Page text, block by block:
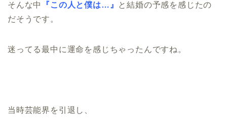
そんな中 『この人と僕は…』 と結婚の予感を感じたの
だそうです。
迷ってる最中に運命を感じちゃったんですね。
当時芸能界を引退し、